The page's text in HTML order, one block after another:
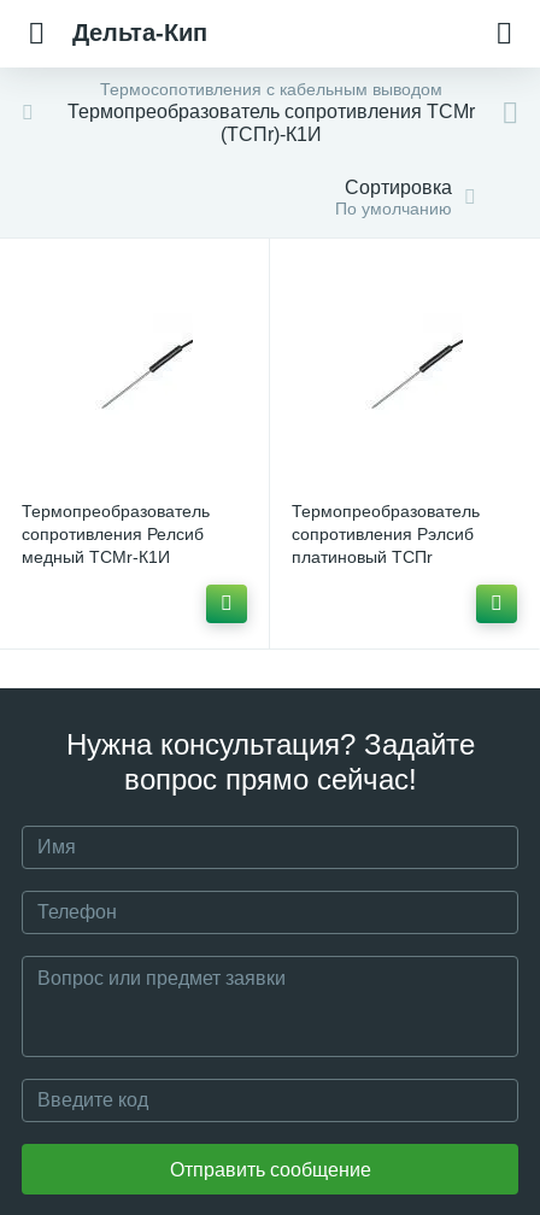
Дельта-Кип
Термосопотивления с кабельным выводом
Термопреобразователь сопротивления ТСМr
(ТСПr)-К1И
Сортировка
По умолчанию
Термопреобразователь
сопротивления Релсиб
медный ТСМr-К1И
Термопреобразователь
сопротивления Рэлсиб
платиновый ТСПr
Нужна консультация? Задайте
вопрос прямо сейчас!
Отправить сообщение